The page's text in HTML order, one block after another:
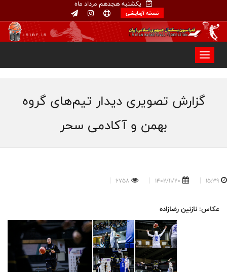
یکشنبه هجدهم مرداد ماه
نسخه آزمایشی
گزارش تصویری دیدار تیم‌های گروه
بهمن و آکادمی سحر
15:39
1402/11/20
6758
عکاس: نازنین رضازاده